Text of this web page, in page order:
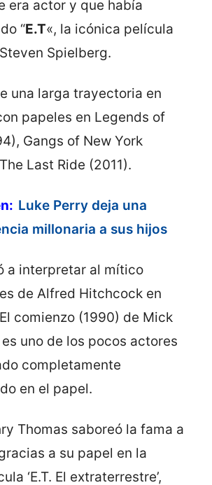
era actor y que había
“E.T«, la icónica película
Spielberg.
una larga trayectoria en
papeles en Legends of
Gangs of New York
Last Ride (2011).
Luke Perry deja una
millonaria a sus hijos
a interpretar al mítico
de Alfred Hitchcock en
comienzo (1990) de Mick
uno de los pocos actores
completamente
en el papel.
Thomas saboreó la fama a
a su papel en la
‘E.T. El extraterrestre’,